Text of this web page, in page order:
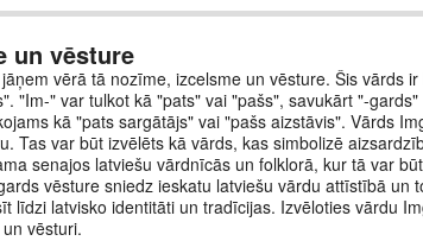
un vēsture
vērā tā nozīme, izcelsme un vēsture. Šis vārds
"Im-" var tulkot kā "pats" vai "pašs", savukārt "-
kā "pats sargātājs" vai "pašs aizstāvis". Vārds
Tas var būt izvēlēts kā vārds, kas simbolizē
senajos latviešu vārdnīcās un folklorā, kur tā var
vēsture sniedz ieskatu latviešu vārdu attīstībā un
līdzi latvisko identitāti un tradīcijas. Izvēloties vārdu
vēsturi.